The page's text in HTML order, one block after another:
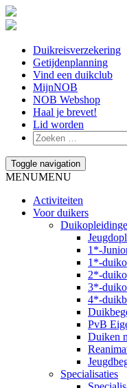
Duikreisverzekering
Getijdenplanning
Vind een duikclub
MijnNOB
NOB Webshop
Haal je brevet!
Lid worden
Toggle navigation
MENUMENU
Activiteiten
Voor duikers
1*-
1*-
2*-
3*-
4*-
PvB
Duiken
Specialisaties